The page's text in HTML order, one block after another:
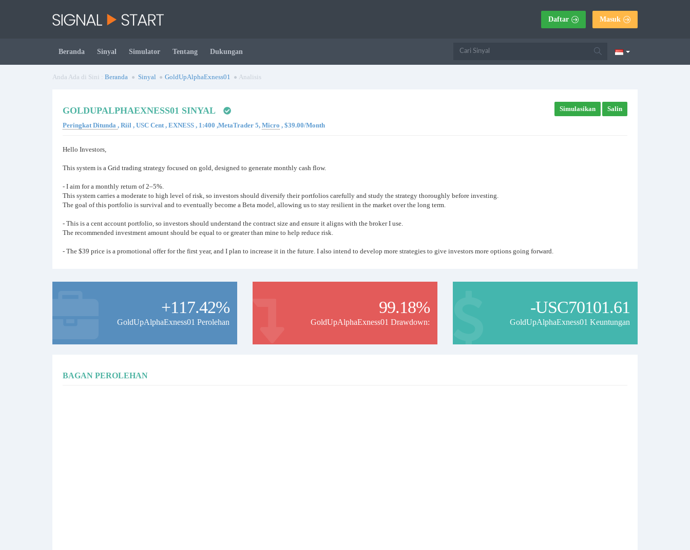
Daftar Masuk
Beranda Sinyal Simulator Tentang Dukungan
Anda Ada di Sini : Beranda Sinyal GoldUpAlphaExness01 Analisis
GOLDUPALPHAEXNESS01 SINYAL
Peringkat Ditunda , Riil , USC Cent , EXNESS , 1:400 ,MetaTrader 5, Micro , $39.00/Month
Simulasikan Salin
Hello Investors,
This system is a Grid trading strategy focused on gold, designed to generate monthly cash flow.
- I aim for a monthly return of 2–5%.
This system carries a moderate to high level of risk, so investors should diversify their portfolios carefully and study the strategy thoroughly before investing.
The goal of this portfolio is survival and to eventually become a Beta model, allowing us to stay resilient in the market over the long term.
- This is a cent account portfolio, so investors should understand the contract size and ensure it aligns with the broker I use.
The recommended investment amount should be equal to or greater than mine to help reduce risk.
- The $39 price is a promotional offer for the first year, and I plan to increase it in the future. I also intend to develop more strategies to give investors more options going forward.
+117.42%
GoldUpAlphaExness01 Perolehan
99.18%
GoldUpAlphaExness01 Drawdown:
-USC70101.61
GoldUpAlphaExness01 Keuntungan
BAGAN PEROLEHAN